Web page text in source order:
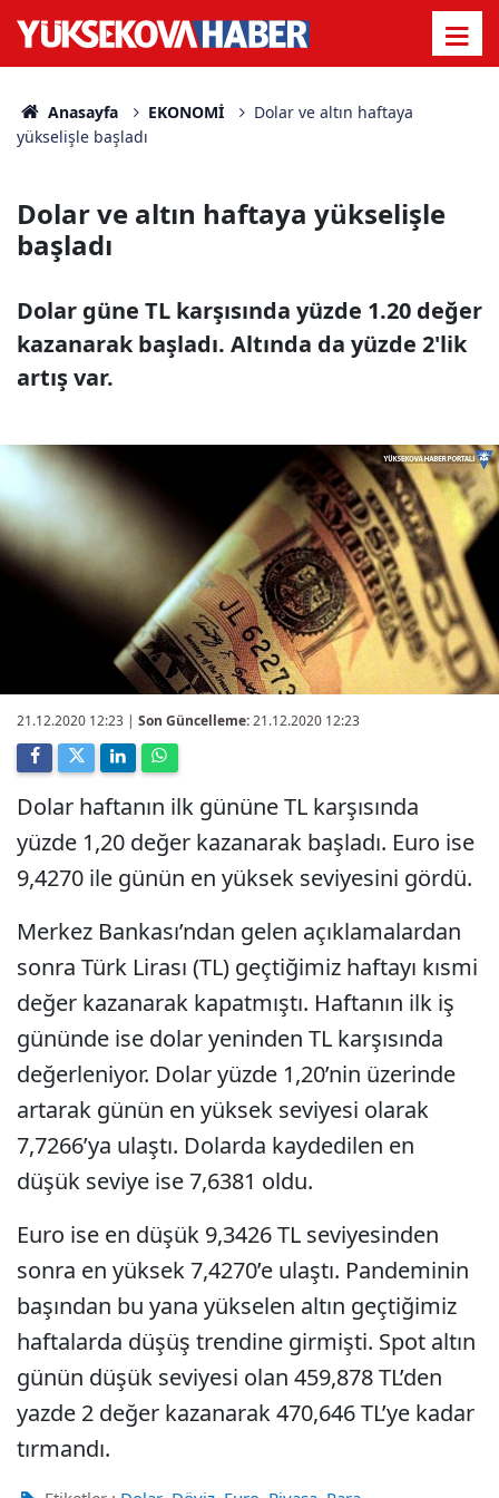
Anasayfa EKONOMİ
Dolar ve altın haftaya
yükselişle başladı
Dolar ve altın haftaya yükselişle
başladı
Dolar güne TL karşısında yüzde 1.20 değer
kazanarak başladı. Altında da yüzde 2'lik
artış var.
21.12.2020 12:23 | Son Güncelleme:21.12.2020 12:23
Dolar haftanın ilk gününe TL karşısında
yüzde 1,20 değer kazanarak başladı. Euro ise
9,4270 ile günün en yüksek seviyesini gördü.
Merkez Bankası’ndan gelen açıklamalardan
sonra Türk Lirası (TL) geçtiğimiz haftayı kısmi
değer kazanarak kapatmıştı. Haftanın ilk iş
gününde ise dolar yeninden TL karşısında
değerleniyor. Dolar yüzde 1,20’nin üzerinde
artarak günün en yüksek seviyesi olarak
7,7266’ya ulaştı. Dolarda kaydedilen en
düşük seviye ise 7,6381 oldu.
Euro ise en düşük 9,3426 TL seviyesinden
sonra en yüksek 7,4270’e ulaştı. Pandeminin
başından bu yana yükselen altın geçtiğimiz
haftalarda düşüş trendine girmişti. Spot altın
günün düşük seviyesi olan 459,878 TL’den
yazde 2 değer kazanarak 470,646 TL’ye kadar
tırmandı.